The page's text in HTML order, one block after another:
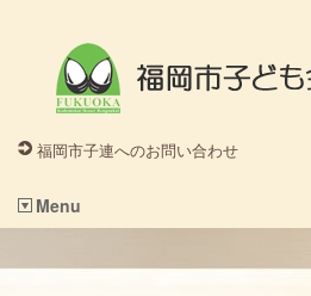
福岡市子連へのお問い合わせ
Menu